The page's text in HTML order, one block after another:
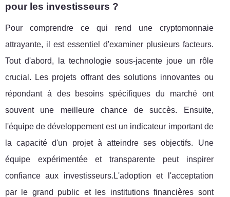
pour les investisseurs ?
Pour comprendre ce qui rend une cryptomonnaie
attrayante, il est essentiel d'examiner plusieurs facteurs.
Tout d'abord, la technologie sous-jacente joue un rôle
crucial. Les projets offrant des solutions innovantes ou
répondant à des besoins spécifiques du marché ont
souvent une meilleure chance de succès. Ensuite,
l'équipe de développement est un indicateur important de
la capacité d'un projet à atteindre ses objectifs. Une
équipe expérimentée et transparente peut inspirer
confiance aux investisseurs.L'adoption et l'acceptation
par le grand public et les institutions financières sont